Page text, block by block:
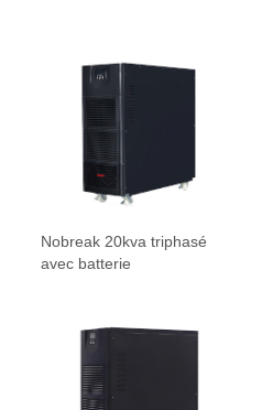
Nobreak 20kva triphasé
avec batterie